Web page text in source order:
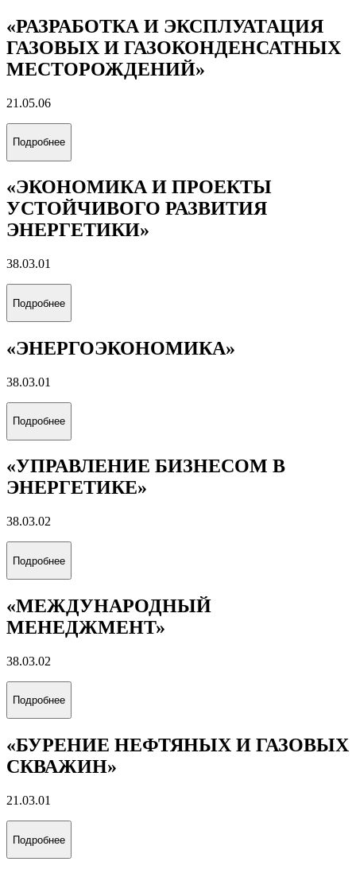
«РАЗРАБОТКА И ЭКСПЛУАТАЦИЯ
ГАЗОВЫХ И ГАЗОКОНДЕНСАТНЫХ
МЕСТОРОЖДЕНИЙ»
21.05.06
Подробнее
«ЭКОНОМИКА И ПРОЕКТЫ
УСТОЙЧИВОГО РАЗВИТИЯ
ЭНЕРГЕТИКИ»
38.03.01
Подробнее
«ЭНЕРГОЭКОНОМИКА»
38.03.01
Подробнее
«УПРАВЛЕНИЕ БИЗНЕСОМ В
ЭНЕРГЕТИКЕ»
38.03.02
Подробнее
«МЕЖДУНАРОДНЫЙ
МЕНЕДЖМЕНТ»
38.03.02
Подробнее
«БУРЕНИЕ НЕФТЯНЫХ И ГАЗОВЫХ
СКВАЖИН»
21.03.01
Подробнее